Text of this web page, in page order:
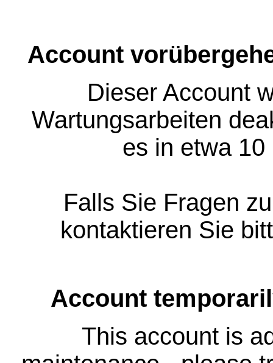
Account
Dieser Account
Wartungsarbeiten
es in etwa
Falls Sie Fragen
kontaktieren Sie
Account
This account is